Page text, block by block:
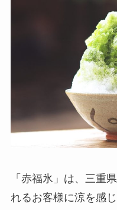
「赤福氷」は、三重
れるお客様に涼を感